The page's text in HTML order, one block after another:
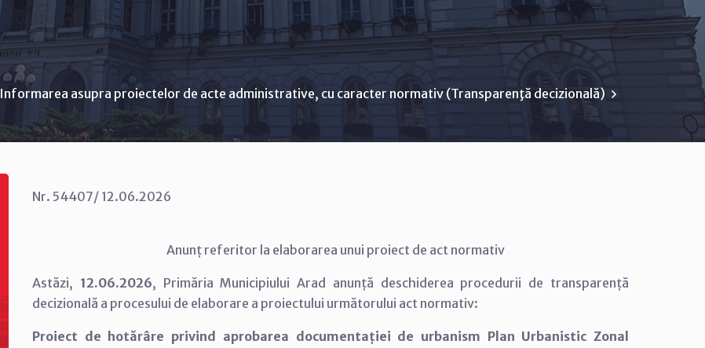
Informarea asupra proiectelor de acte administrative, cu caracter normativ (Transparenţă decizională)
Nr. 54407/ 12.06.2026
Anunț referitor la elaborarea unui proiect de act normativ
Astăzi, 12.06.2026, Primăria Municipiului Arad anunță deschiderea procedurii de transparență
decizională a procesului de elaborare a proiectului următorului act normativ:
Proiect de hotărâre privind aprobarea documentației de urbanism Plan Urbanistic Zonal